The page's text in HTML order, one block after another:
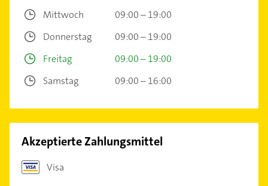
Mittwoch
09:00 – 19:00
Donnerstag
09:00 – 19:00
Freitag
09:00 – 19:00
Samstag
09:00 – 16:00
Akzeptierte Zahlungsmittel
Visa